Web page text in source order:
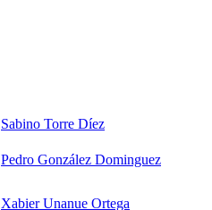
Sabino Torre Díez
Pedro González Dominguez
Xabier Unanue Ortega